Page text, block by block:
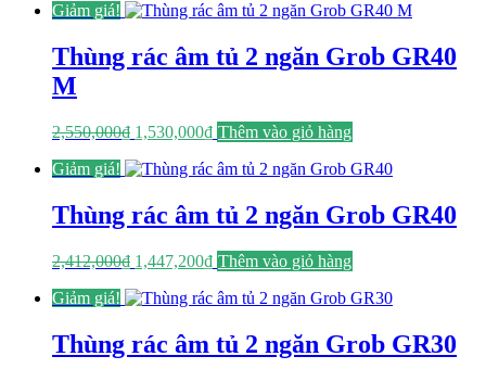
là:
tại
1,371,000₫.
Giảm giá!
Thùng rác âm tủ 2 ngăn Grob GR40
M
2,550,000₫ Giá
là:
1,530,000₫Giá
tại
1,530,000₫.
Thêm vào giỏ hàng
Giảm giá!
Thùng rác âm tủ 2 ngăn Grob GR40
2,412,000₫ Giá
là:
1,447,200₫Giá
tại
1,447,200₫.
Thêm vào giỏ hàng
Giảm giá!
Thùng rác âm tủ 2 ngăn Grob GR30